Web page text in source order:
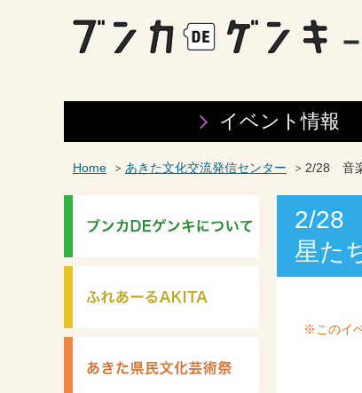
イベント情報
Home あきた文化交流発信センター 2/28 音
2/28
星た
※このイ